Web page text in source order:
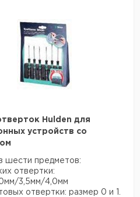
Hulden для
устройств со
шести предметов:
отвертки:
3,5мм/4,0мм
отвертки: размер 0 и 1.